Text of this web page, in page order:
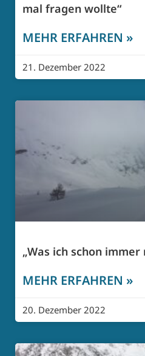
mal fragen wollte“
MEHR ERFAHREN »
21. Dezember 2022
„Was ich schon
MEHR ERFAHREN »
20. Dezember 2022